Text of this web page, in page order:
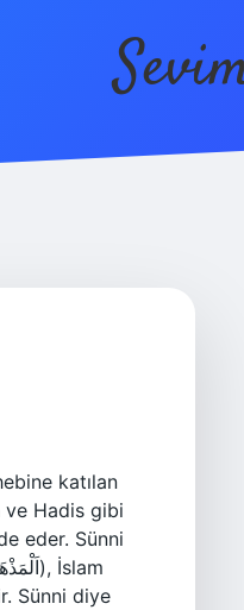
katılan
ve Hadis gibi
eder. Sünni
Sünni diye